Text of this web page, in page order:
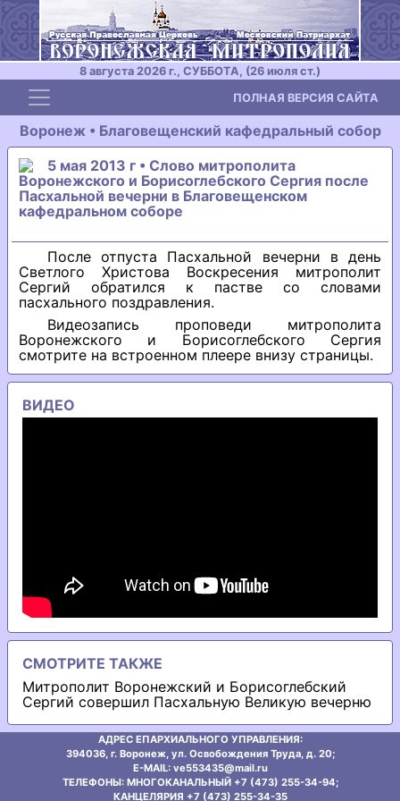
8 августа 2026 г., СУББОТА, (26 июля ст.)
Toggle navigation ПОЛНАЯ ВЕРСИЯ САЙТА
Воронеж • Благовещенский кафедральный собор
5 мая 2013 г • Слово митрополита
Воронежского и Борисоглебского Сергия после
Пасхальной вечерни в Благовещенском
кафедральном соборе
После отпуста Пасхальной вечерни в день
Светлого Христова Воскресения митрополит
Сергий обратился к пастве со словами
пасхального поздравления.
Видеозапись проповеди митрополита
Воронежского и Борисоглебского Сергия
смотрите на встроенном плеере внизу страницы.
ВИДЕО
СМОТРИТЕ ТАКЖЕ
Митрополит Воронежский и Борисоглебский
Сергий совершил Пасхальную Великую вечерню
АДРЕС ЕПАРХИАЛЬНОГО УПРАВЛЕНИЯ:
394036, г. Воронеж, ул. Освобождения Труда, д. 20;
E-MAIL: ve553435@mаil.ru
ТЕЛЕФОНЫ: МНОГОКАНАЛЬНЫЙ +7 (473) 255-34-94;
КАНЦЕЛЯРИЯ +7 (473) 255-34-35